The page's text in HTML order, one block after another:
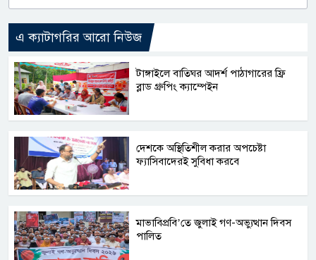
এ ক্যাটাগরির আরো নিউজ
টাঙ্গাইলে বাতিঘর আদর্শ পাঠাগারের ফ্রি
ব্লাড গ্রুপিং ক্যাম্পেইন
দেশকে অস্থিতিশীল করার অপচেষ্টা
ফ্যাসিবাদেরই সুবিধা করবে
মাভাবিপ্রবি’তে জুলাই গণ-অভ্যুত্থান দিবস
পালিত